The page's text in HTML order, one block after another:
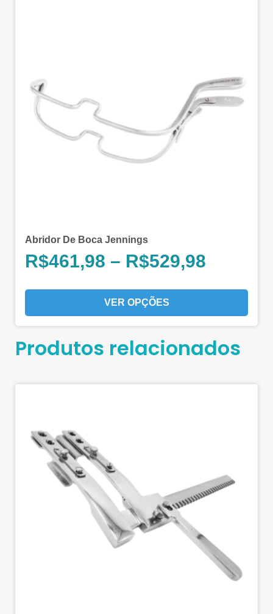
Abridor De Boca Jennings
R$461,98 – R$529,98
VER OPÇÕES
Produtos relacionados